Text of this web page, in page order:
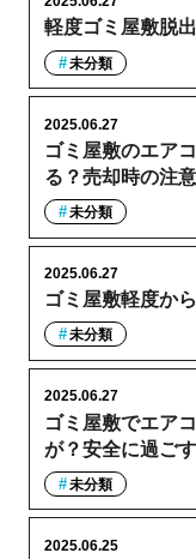
軽度ゴミ屋敷脱
未分類
ゴミ屋敷のエア
る？売却時の注
2025.06.27
未分類
ゴミ屋敷軽度か
2025.06.27
未分類
ゴミ屋敷でエア
が？安全に過ご
2025.06.27
未分類
2025.06.25